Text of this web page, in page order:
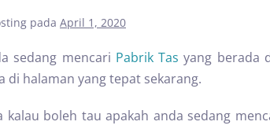
pada April 1, 2020
sedang mencari Pabrik Tas yang berada
di halaman yang tepat sekarang.
kalau boleh tau apakah anda sedang